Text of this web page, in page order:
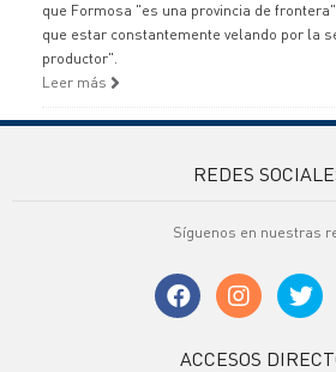
que Formosa "es una provincia de
que estar constantemente velando por la
productor".
Leer más
REDES
Síguenos en nuestras
ACCESOS